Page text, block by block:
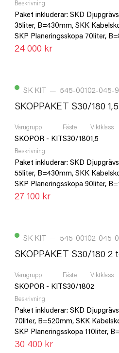
Beskrivning
Paket inkluderar: SKD
35liter, B=430mm, SKK
SKP Planeringsskopa 70liter,
24 000 kr
SK KIT — 545-00102-045-
SKOPPAKET S30/180
Varugrupp
SKOPOR - KIT
Fäste
S30/180
Viktklass
1,5
Beskrivning
Paket inkluderar: SKD
55liter, B=430mm, SKK
SKP Planeringsskopa 90liter,
27 100 kr
SK KIT — 545-00102-045-
SKOPPAKET S30/180 2
Varugrupp
SKOPOR - KIT
Fäste
S30/180
Viktklass
2
Beskrivning
Paket inkluderar: SKD
70liter, B=520mm, SKK
SKP Planeringsskopa 110liter,
30 400 kr